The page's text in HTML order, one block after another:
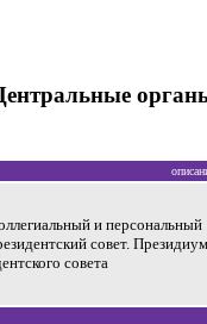
и персональный
совет.
совета